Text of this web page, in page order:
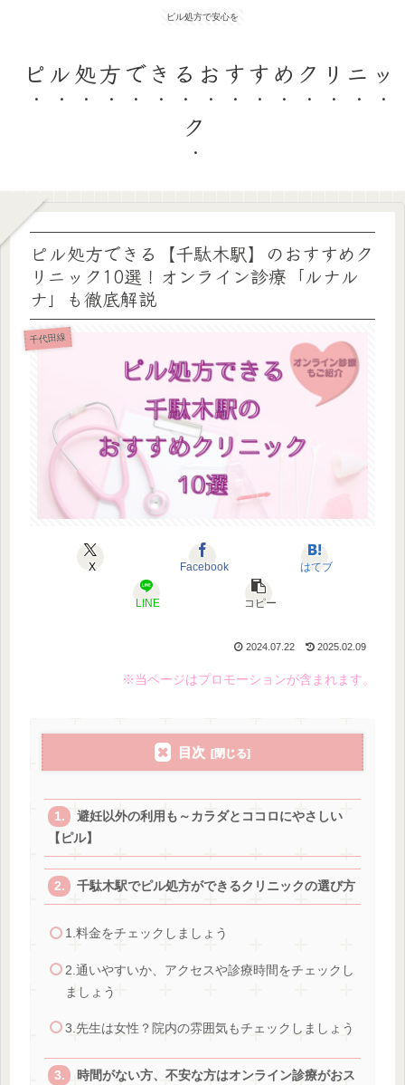
ピル処方で安心を
ピル処方できるおすすめクリニッ
ク
ピル処方できる【千駄木駅】のおすすめク
リニック10選！オンライン診療「ルナル
ナ」も徹底解説
千代田線
X Facebook はてブ
LINE コピー
2024.07.22 2025.02.09
※当ページはプロモーションが含まれます。
目次
避妊以外の利用も～カラダとココロにやさしい
【ピル】
千駄木駅でピル処方ができるクリニックの選び方
1.料金をチェックしましょう
2.通いやすいか、アクセスや診療時間をチェックし
ましょう
3.先生は女性？院内の雰囲気もチェックしましょう
時間がない方、不安な方はオンライン診療がおス